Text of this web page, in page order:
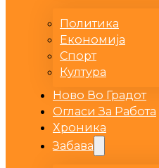
Политика
Економија
Спорт
Култура
Ново Во Градот
Огласи За Работа
Хроника
Забава